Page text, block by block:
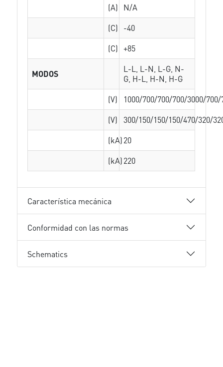
(A)
N/A
(C)
-40
(C) +85
MODOS
L-L, L-N, L-G, N-
G, H-L, H-N, H-G
(V)
1000/700/700/700/3000/700/
(V)
300/150/150/150/470/320/
(kA)20
(kA)220
Característica mecánica
Conformidad con las normas
Schematics